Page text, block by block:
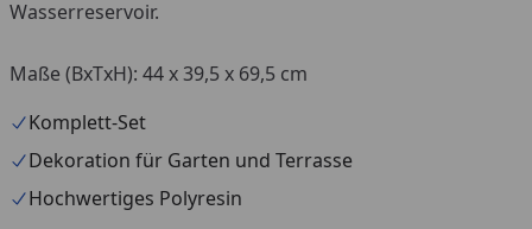
Wasserreservoir.
Maße (BxTxH): 44 x 39,5 x 69,5 cm
Komplett-Set
Dekoration für Garten und Terrasse
Hochwertiges Polyresin